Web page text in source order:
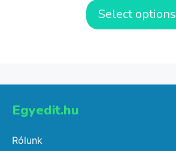
Select options
Egyedit.hu
Rólunk